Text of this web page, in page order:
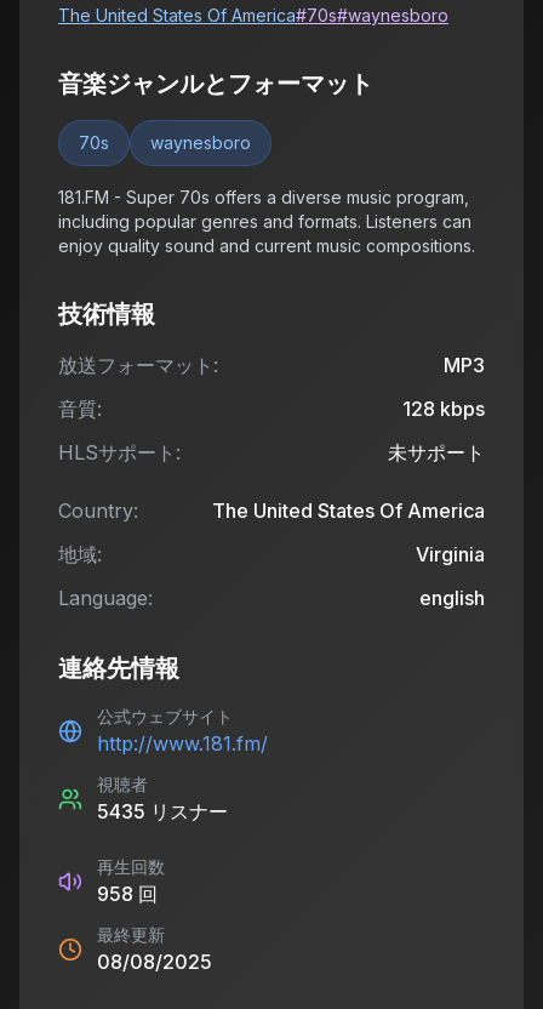
The United States Of America#70s#waynesboro
音楽ジャンルとフォーマット
70s waynesboro
181.FM - Super 70s offers a diverse music program,
including popular genres and formats. Listeners can
enjoy quality sound and current music compositions.
技術情報
放送フォーマット:
MP3
音質:
128 kbps
HLSサポート:
未サポート
Country:
The United States Of America
地域:
Virginia
Language:
english
連絡先情報
公式ウェブサイト
http://www.181.fm/
視聴者
5435 リスナー
再生回数
958 回
最終更新
08/08/2025